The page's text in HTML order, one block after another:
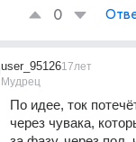
0
user_95126
Мудрец
17лет
По идее, ток
через чувака,